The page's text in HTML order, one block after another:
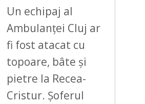
Un echipaj al
Ambulanței Cluj ar
fi fost atacat cu
topoare, bâte și
pietre la Recea-
Cristur. Șoferul